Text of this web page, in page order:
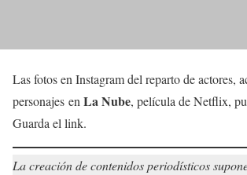
Las fotos en Instagram del reparto de actores,
personajes en La Nube, película de Netflix,
Guarda el link.
La creación de contenidos periodísticos